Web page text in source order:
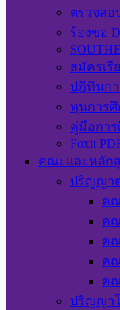
ตรวจสอ
ร้องขอ
สมัครเรี
ปฎิทินก
ทุนการศึ
คู่มือกา
Foxit
คณะและหลัก
ปริญญา
ค
ค
ค
ค
ค
ปริญญา